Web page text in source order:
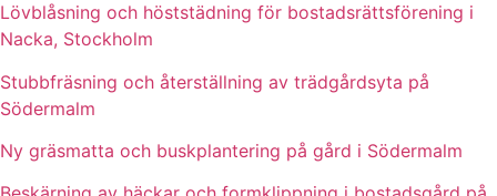
Lövblåsning och höststädning för bostadsrättsförening i
Nacka, Stockholm
Stubbfräsning och återställning av trädgårdsyta på
Södermalm
Ny gräsmatta och buskplantering på gård i Södermalm